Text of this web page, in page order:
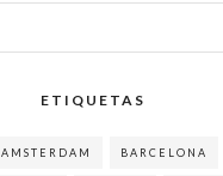
ETIQUETAS
AMSTERDAM BARCELONA